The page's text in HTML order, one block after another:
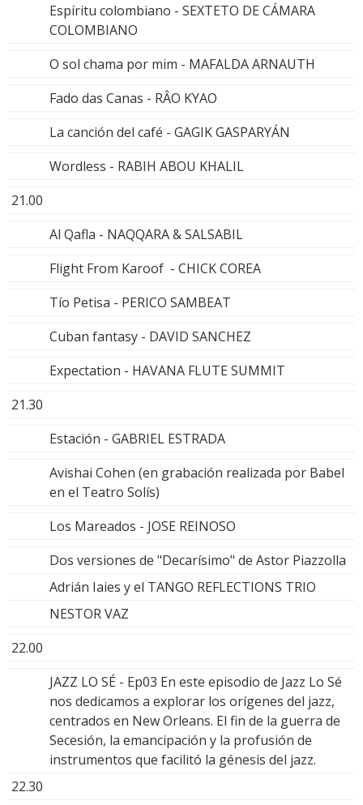
Espíritu colombiano - SEXTETO DE CÁMARA
COLOMBIANO
O sol chama por mim - MAFALDA ARNAUTH
Fado das Canas - RÂO KYAO
La canción del café - GAGIK GASPARYÁN
Wordless - RABIH ABOU KHALIL
21.00
Al Qafla - NAQQARA & SALSABIL
Flight From Karoof - CHICK COREA
Tío Petisa - PERICO SAMBEAT
Cuban fantasy - DAVID SANCHEZ
Expectation - HAVANA FLUTE SUMMIT
21.30
Estación - GABRIEL ESTRADA
Avishai Cohen (en grabación realizada por Babel
en el Teatro Solís)
Los Mareados - JOSE REINOSO
Dos versiones de "Decarísimo" de Astor Piazzolla
Adrián Iaies y el TANGO REFLECTIONS TRIO
NESTOR VAZ
22.00
JAZZ LO SÉ - Ep03 En este episodio de Jazz Lo Sé
nos dedicamos a explorar los orígenes del jazz,
centrados en New Orleans. El fin de la guerra de
Secesión, la emancipación y la profusión de
instrumentos que facilitó la génesis del jazz.
22.30